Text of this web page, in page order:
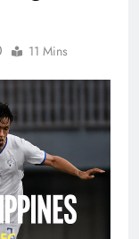
11 Mins